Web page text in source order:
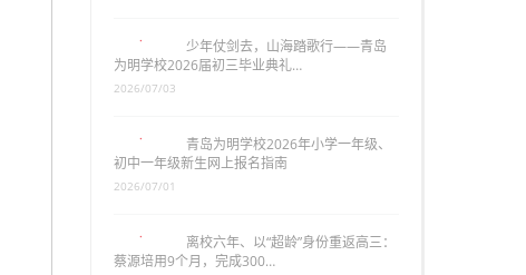
少年仗剑去，山海踏歌行——青岛
为明学校2026届初三毕业典礼…
青岛为明学校2026年小学一年级、
初中一年级新生网上报名指南
离校六年、以“超龄”身份重返高三：
蔡源培用9个月，完成300…